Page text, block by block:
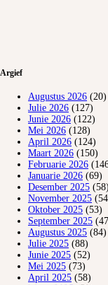
Argief
Augustus 2026 (20)
Julie 2026 (127)
Junie 2026 (122)
Mei 2026 (128)
April 2026 (124)
Maart 2026 (150)
Februarie 2026
Januarie 2026 (69)
Desember 2025 (58)
November 2025
Oktober 2025 (53)
September 2025
Augustus 2025 (84)
Julie 2025 (88)
Junie 2025 (52)
Mei 2025 (73)
April 2025 (58)